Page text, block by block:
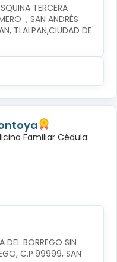
TERCERA
, SAN ANDRÉS
TLALPAN,CIUDAD DE
Familiar Cédula:
DEL BORREGO SIN
C.P.99999, SAN